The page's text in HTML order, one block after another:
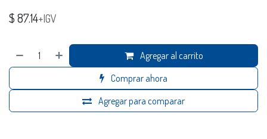
$87.14+IGV
Agregar al carrito
Comprar ahora
Agregar para comparar